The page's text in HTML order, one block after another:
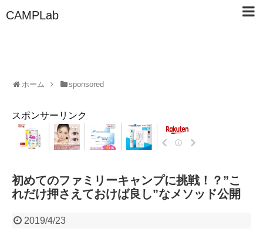
CAMPLab
ホーム sponsored
スポンサーリンク
初めてのファミリーキャンプに挑戦！？”こ
れだけ押さえておけば良し”なメソッド公開
2019/4/23